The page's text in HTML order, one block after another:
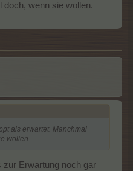
doch, wenn sie wollen.
als erwartet. Manchmal
wollen.
zur Erwartung noch gar